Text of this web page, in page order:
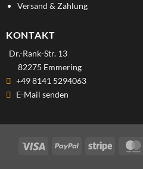
Versand & Zahlung
KONTAKT
Dr.-Rank-Str. 13
82275 Emmering
+49 8141 5294063
E-Mail senden
Visa PayPal Stripe